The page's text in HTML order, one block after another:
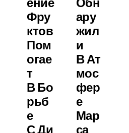
Фру
Ктов
Пом
Огае
Т
В Бо
Рьб
Е
С Ди
Ару
Жил
И
В Ат
Мос
Фер
Е
Мар
Са